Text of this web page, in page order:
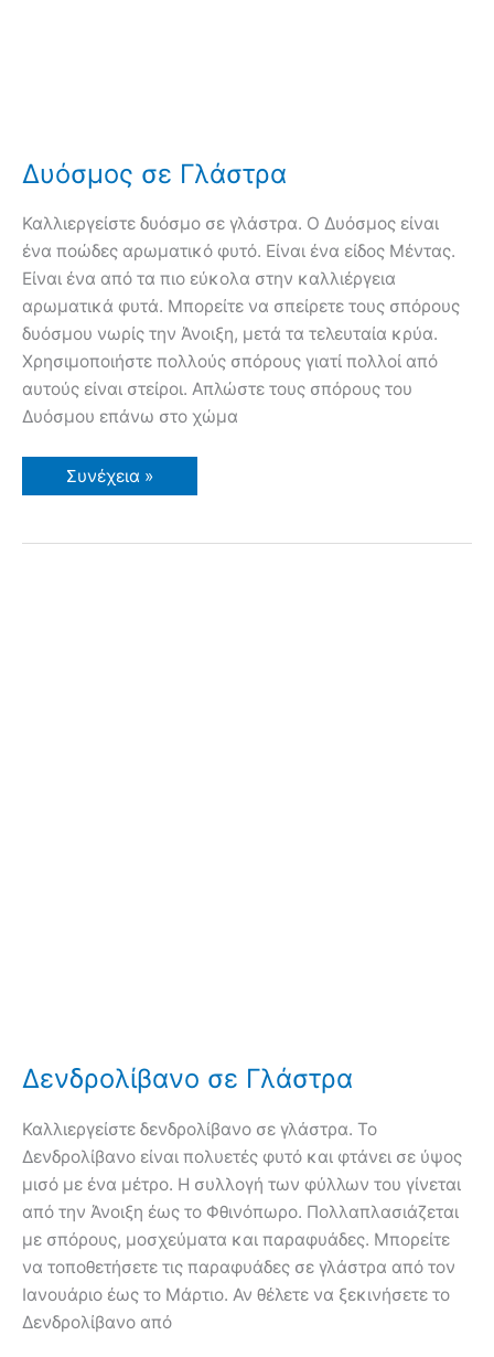
Δυόσμος σε Γλάστρα
Καλλιεργείστε δυόσμο σε γλάστρα. Ο Δυόσμος είναι
ένα ποώδες αρωματικό φυτό. Είναι ένα είδος Μέντας.
Είναι ένα από τα πιο εύκολα στην καλλιέργεια
αρωματικά φυτά. Μπορείτε να σπείρετε τους σπόρους
δυόσμου νωρίς την Άνοιξη, μετά τα τελευταία κρύα.
Χρησιμοποιήστε πολλούς σπόρους γιατί πολλοί από
αυτούς είναι στείροι. Απλώστε τους σπόρους του
Δυόσμου επάνω στο χώμα
Δυόσμος
σε
Συνέχεια »
Δενδρολίβανο σε Γλάστρα
Καλλιεργείστε δενδρολίβανο σε γλάστρα. Το
Δενδρολίβανο είναι πολυετές φυτό και φτάνει σε ύψος
μισό με ένα μέτρο. Η συλλογή των φύλλων του γίνεται
από την Άνοιξη έως το Φθινόπωρο. Πολλαπλασιάζεται
με σπόρους, μοσχεύματα και παραφυάδες. Μπορείτε
να τοποθετήσετε τις παραφυάδες σε γλάστρα από τον
Ιανουάριο έως το Μάρτιο. Αν θέλετε να ξεκινήσετε το
Δενδρολίβανο από